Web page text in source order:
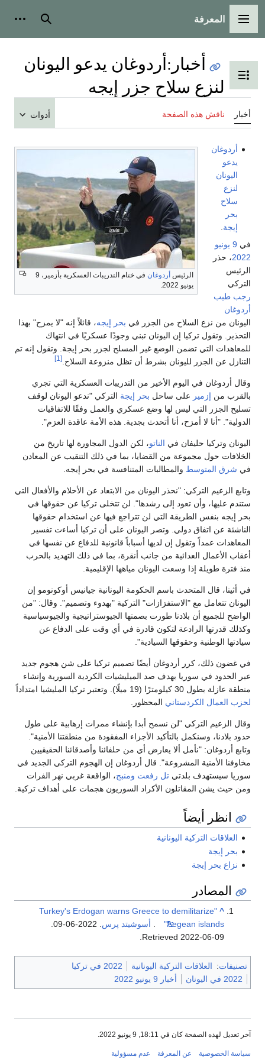
القائمة الرئيسية
المعرفة بحث
تبديل عرض جدول المحتويات
أخبار :أردوغان يدعو اليونان
لنزع سلاح جزر إيجه
أخبار ناقش هذه الصفحة أدوات
الرئيس أردوغان
في ختام التدريبات العسكرية بأزمير، 9
يونيو 2022.
أردوغان
يدعو
اليونان
لنزع
سلاح
بحر
إيجة
في 9 يونيو
2022، حذر
الرئيس
التركي
رجب طيب
أردوغان
اليونان من نزع السلاح من الجزر في بحر إيجه، قائلاً إنه "لا يمزح" بهذا
التحذير. وتقول تركيا إن اليونان تبني وجودًا عسكريًا في انتهاك
للمعاهدات التي تضمن الوضع غير المسلح لجزر بحر إيجة. وتقول إنه تم
التنازل عن الجزر لليونان بشرط أن تظل منزوعة السلاح. [1]
وقال أردوغان في اليوم الأخير من التدريبات العسكرية التي تجري
بالقرب من إزمير على ساحل بحر إيجة التركي "ندعو اليونان لوقف
تسليح الجزر التي ليس لها وضع عسكري والعمل وفقًا للاتفاقيات
الدولية". "أنا لا أمزح، أنا أتحدث بجدية. هذه الأمة عاقدة العزم".
اليونان وتركيا حليفان في الناتو، لكن الدول المجاورة لها تاريخ من
الخلافات حول مجموعة من القضايا، بما في ذلك التنقيب عن المعادن
في شرق المتوسط والمطالبات المتنافسة في بحر إيجه.
وتابع الزعيم التركي: "نحذر اليونان من الابتعاد عن الأحلام والأفعال التي
ستندم عليها، وأن تعود إلى رشدها". لن تتخلى تركيا عن حقوقها في
بحر إيجه بنفس الطريقة التي لن تتراجع فيها عن استخدام حقوقها
الناشئة عن اتفاق دولي. وتصر اليونان على أن تركيا أساءت تفسير
المعاهدات عمداً وتقول إن لديها أسباباً قانونية للدفاع عن نفسها في
أعقاب الأعمال العدائية من جانب أنقرة، بما في ذلك التهديد بالحرب
منذ فترة طويلة إذا وسعت اليونان مياهها الإقليمية.
في أثينا، قال المتحدث باسم الحكومة اليونانية جيانيس أوكونومو إن
اليونان تتعامل مع "الاستفزازات" التركية "بهدوء وتصميم". وقال: "من
الواضح للجميع أن بلادنا طورت بصمتها الجيوستراتيجية والجيوسياسية
وكذلك قدرتها الرادعة لتكون قادرة في أي وقت على الدفاع عن
سيادتها الوطنية وحقوقها السيادية".
في غضون ذلك، كرر أردوغان أيضًا تصميم تركيا على شن هجوم جديد
عبر الحدود في سوريا بهدف صد الميليشيات الكردية السورية وإنشاء
منطقة عازلة بطول 30 كيلومترًا (19 ميلًا). وتعتبر تركيا المليشيا امتداداً
لحزب العمال الكردستاني المحظور.
وقال الزعيم التركي "لن نسمح أبدا بإنشاء ممرات إرهابية على طول
حدود بلادنا، وسنكمل بالتأكيد الأجزاء المفقودة من منطقتنا الأمنية".
وتابع أردوغان: "نأمل ألا يعارض أي من حلفائنا وأصدقائنا الحقيقيين
مخاوفنا الأمنية المشروعة". قال أردوغان إن الهجوم التركي الجديد في
سوريا سيستهدف بلدتي تل رفعت ومنبج، الواقعة غربي نهر الفرات
ومن حيث يشن المقاتلون الأكراد السوريون هجمات على أهداف تركية.
انظر أيضاً
العلاقات التركية اليونانية
بحر إيجة
نزاع بحر إيجة
المصادر
^
"Turkey's Erdogan warns Greece to demilitarize
Aegean islands"
أسوشيتد پرس
.
Retrieved 2022-06-09
تصنيفات: العلاقات التركية اليونانية
2022 في تركيا
2022 في اليونان
أخبار 9 يونيو 2022
آخر تعديل لهذه الصفحة كان في 18:11, 9 يونيو 2022.
سياسة الخصوصية عن المعرفة عدم مسؤولية